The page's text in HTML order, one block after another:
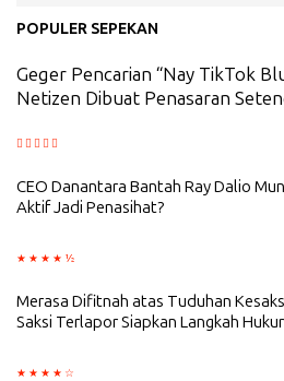
POPULER SEPEKAN
Geger Pencarian “Nay TikTok
Netizen Dibuat Penasaran
CEO Danantara Bantah Ray Dalio
Aktif Jadi Penasihat?
Merasa Difitnah atas Tuduhan
Saksi Terlapor Siapkan Langkah